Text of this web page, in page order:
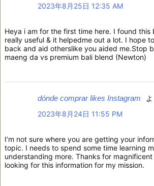
2023年8月25日 12:35 AM
Heya i am for the first time here. I found
really useful & it helpedme out a lot. I hope
back and aid otherslike you aided me.Stop
maeng da vs premium bali blend (Newton)
dónde comprar likes Instagram
2023年8月24日 11:55 PM
I’m not sure where you are getting your
topic. I needs to spend some time learning
understanding more. Thanks for
looking for this information for my mission.